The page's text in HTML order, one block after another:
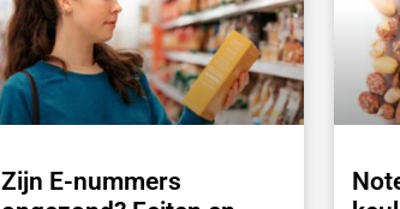
Zijn E-nummers